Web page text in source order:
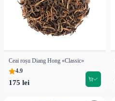
Ceai roșu Diang Hong «Classic»
4.9
175 lei